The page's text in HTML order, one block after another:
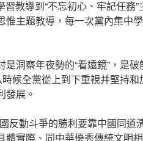
習教導到“不忘初心、牢記任
惟主題教導，每一次黨內集中
洞察年夜勢的“看遠鏡”，是破
時候全黨從上到下重視并堅持
發展。
反動斗爭的勝利要靠中國同道
實際、同中華優秀傳統文明